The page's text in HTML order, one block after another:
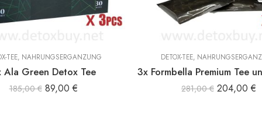
TEE, NAHRUNGSERGÄNZUNG
Ala Green Detox Tee
185,00€ 89,00 €
DETOX-TEE,
3x Formbella Premium Tee
281,00€ 204,00 €